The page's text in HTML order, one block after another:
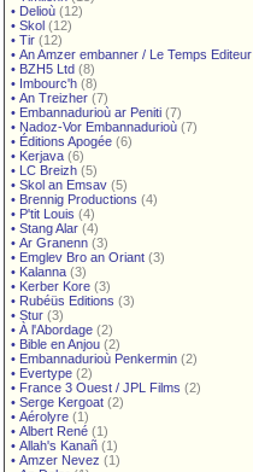
• Delioù (12)
• Skol (12)
• Tir (12)
• An Amzer embanner / Le Temps Editeur
• BZH5 Ltd (8)
• Imbourc'h (8)
• An Treizher (7)
• Embannadurioù ar Peniti (7)
• Nadoz-Vor Embannadurioù (7)
• Éditions Apogée (6)
• Kerjava (6)
• LC Breizh (5)
• Skol an Emsav (5)
• Brennig Productions (4)
• P'tit Louis (4)
• Stang Alar (4)
• Ar Granenn (3)
• Emglev Bro an Oriant (3)
• Kalanna (3)
• Kerber Kore (3)
• Rubéüs Editions (3)
• Stur (3)
• À l'Abordage (2)
• Bible en Anjou (2)
• Embannadurioù Penkermin (2)
• Evertype (2)
• France 3 Ouest / JPL Films (2)
• Serge Kergoat (2)
• Aérolyre (1)
• Albert René (1)
• Allah's Kanañ (1)
• Amzer Nevez (1)